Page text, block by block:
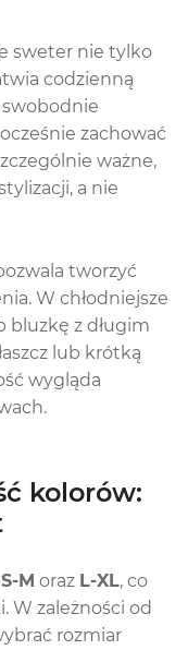
sweter nie tylko
codzienną
zachować
ważne,
a nie
tworzyć
W chłodniejsze
bluzkę z długim
lub krótką
wygląda
kolorów:
S-M oraz L-XL, co
W zależności od
rozmiar